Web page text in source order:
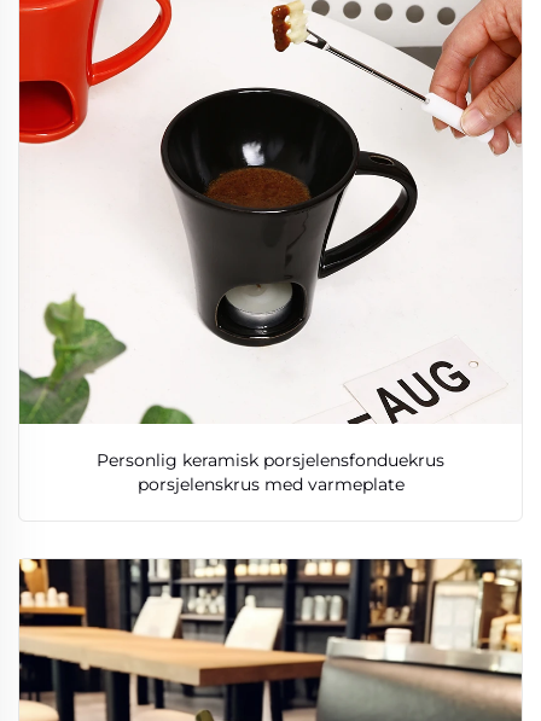
Personlig keramisk porsjelensfonduekrus
porsjelenskrus med varmeplate